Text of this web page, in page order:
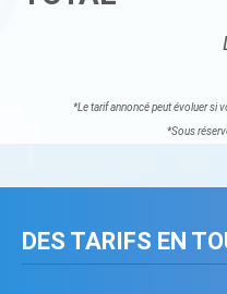
*Le tarif annoncé peut évoluer si
*Sous
DES TARIFS EN